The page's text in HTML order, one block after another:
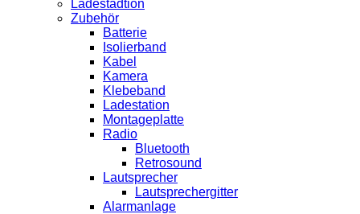
Ladestadtion
Zubehör
Batterie
Isolierband
Kabel
Kamera
Klebeband
Ladestation
Montageplatte
Radio
Bluetooth
Retrosound
Lautsprecher
Lautsprechergitter
Alarmanlage